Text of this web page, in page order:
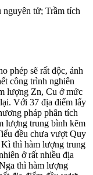
tử; Trầm tích
phép sẽ rất độc, ảnh
công trình nghiên
lượng Zn, Cu ở mức
Với 37 địa điểm lấy
pháp phân tích
lượng trung bình kẽm
đều chưa vượt Quy
thì hàm lượng trung
ở rất nhiều địa
thì hàm lượng